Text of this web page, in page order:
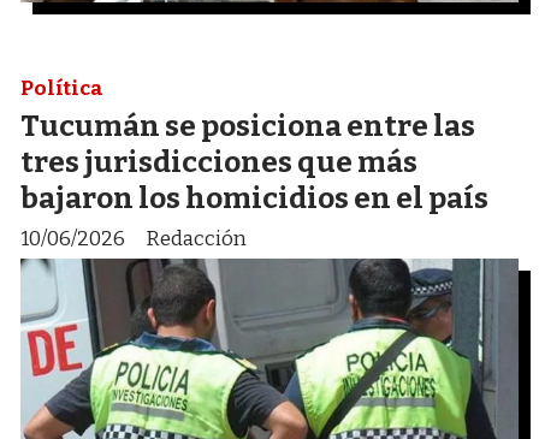
Tucumán se posiciona entre las
tres jurisdicciones que más
bajaron los homicidios en el país
Redacción
Política
10/06/2026